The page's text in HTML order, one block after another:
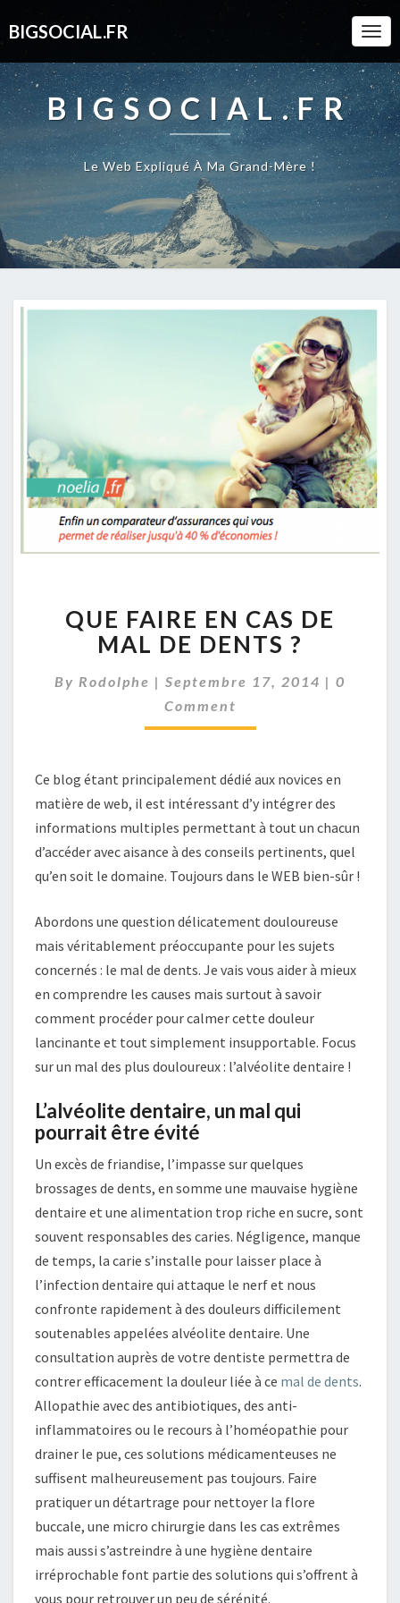
BIGSOCIAL.FR
BIGSOCIAL.FR
Le Web Expliqué À Ma Grand-Mère !
FAIRE
EN
CAS
DE
DE
DENTS
QUE FAIRE EN CAS DE
MAL DE DENTS ?
By Rodolphe | Septembre 17, 2014 | 0
Comment
Ce blog étant principalement dédié aux novices en
matière de web, il est intéressant d’y intégrer des
informations multiples permettant à tout un chacun
d’accéder avec aisance à des conseils pertinents, quel
qu’en soit le domaine. Toujours dans le WEB bien-sûr !
Abordons une question délicatement douloureuse
mais véritablement préoccupante pour les sujets
concernés : le mal de dents. Je vais vous aider à mieux
en comprendre les causes mais surtout à savoir
comment procéder pour calmer cette douleur
lancinante et tout simplement insupportable. Focus
sur un mal des plus douloureux : l’alvéolite dentaire !
L’alvéolite dentaire, un mal qui
pourrait être évité
Un excès de friandise, l’impasse sur quelques
brossages de dents, en somme une mauvaise hygiène
dentaire et une alimentation trop riche en sucre, sont
souvent responsables des caries. Négligence, manque
de temps, la carie s’installe pour laisser place à
l’infection dentaire qui attaque le nerf et nous
confronte rapidement à des douleurs difficilement
soutenables appelées alvéolite dentaire. Une
consultation auprès de votre dentiste permettra de
contrer efficacement la douleur liée à ce mal de dents.
Allopathie avec des antibiotiques, des anti-
inflammatoires ou le recours à l’homéopathie pour
drainer le pue, ces solutions médicamenteuses ne
suffisent malheureusement pas toujours. Faire
pratiquer un détartrage pour nettoyer la flore
buccale, une micro chirurgie dans les cas extrêmes
mais aussi s’astreindre à une hygiène dentaire
irréprochable font partie des solutions qui s’offrent à
vous pour retrouver un peu de sérénité.